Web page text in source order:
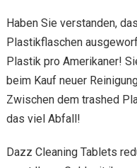
Haben Sie verstanden,
Plastikflaschen
Plastik pro Amerikaner!
beim Kauf neuer
Zwischen dem trashed
das viel Abfall!
Dazz Cleaning Tablets